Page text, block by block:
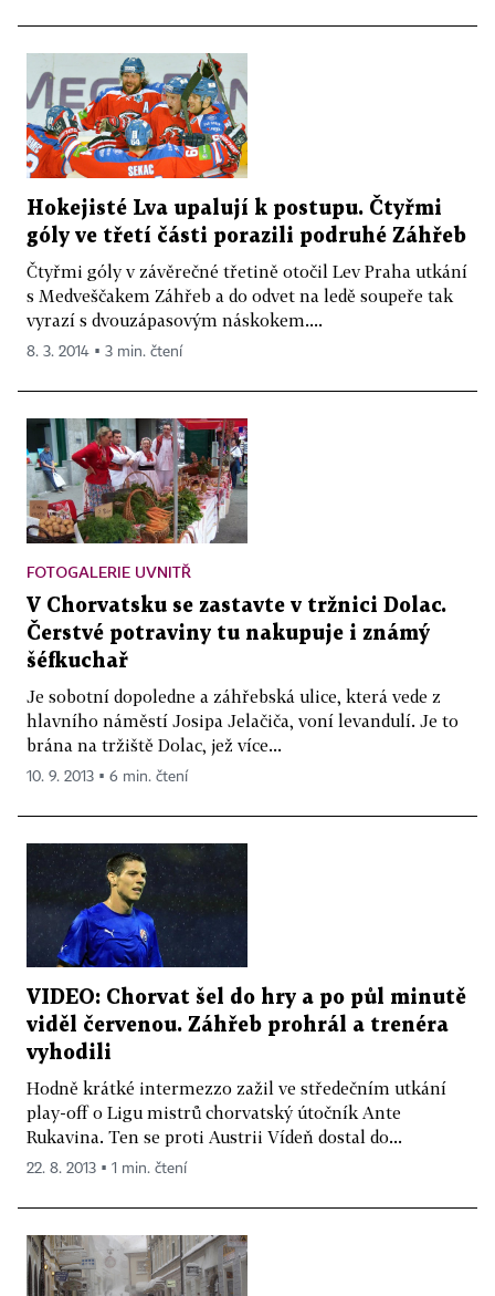
Hokejisté Lva upalují k postupu. Čtyřmi
góly ve třetí části porazili podruhé Záhřeb
Čtyřmi góly v závěrečné třetině otočil Lev Praha utkání
s Medveščakem Záhřeb a do odvet na ledě soupeře tak
vyrazí s dvouzápasovým náskokem....
8. 3. 2014 ▪ 3 min. čtení
FOTOGALERIE UVNITŘ
V Chorvatsku se zastavte v tržnici Dolac.
Čerstvé potraviny tu nakupuje i známý
šéfkuchař
Je sobotní dopoledne a záhřebská ulice, která vede z
hlavního náměstí Josipa Jelačiča, voní levandulí. Je to
brána na tržiště Dolac, jež více...
10. 9. 2013 ▪ 6 min. čtení
VIDEO: Chorvat šel do hry a po půl minutě
viděl červenou. Záhřeb prohrál a trenéra
vyhodili
Hodně krátké intermezzo zažil ve středečním utkání
play-off o Ligu mistrů chorvatský útočník Ante
Rukavina. Ten se proti Austrii Vídeň dostal do...
22. 8. 2013 ▪ 1 min. čtení